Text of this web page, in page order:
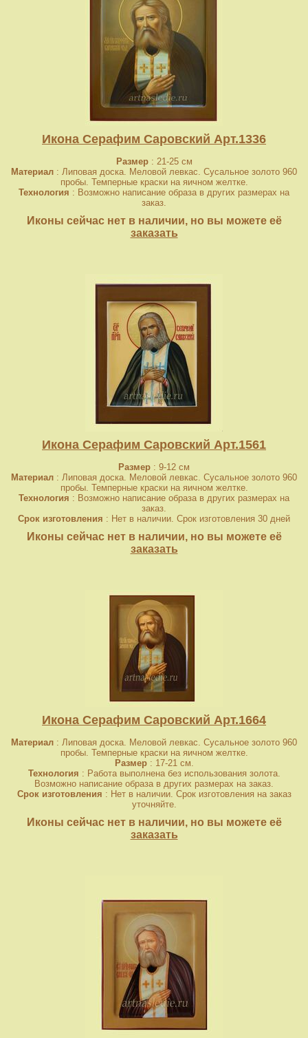
Икона Серафим Саровский Арт.1336
Размер: 21-25 см
Материал : Липовая доска. Меловой левкас. Сусальное золото 960
пробы. Темперные краски на яичном желтке.
Технология : Возможно написание образа в других размерах на
заказ.
Иконы сейчас нет в наличии, но вы можете её
заказать
Икона Серафим Саровский Арт.1561
Размер : 9-12 см
Материал : Липовая доска. Меловой левкас. Сусальное золото 960
пробы. Темперные краски на яичном желтке.
Технология : Возможно написание образа в других размерах на
заказ.
Срок изготовления : Нет в наличии. Срок изготовления 30 дней
Иконы сейчас нет в наличии, но вы можете её
заказать
Икона Серафим Саровский Арт.1664
Материал : Липовая доска. Меловой левкас. Сусальное золото 960
пробы. Темперные краски на яичном желтке.
Размер: 17-21 см.
Технология : Работа выполнена без использования золота.
Возможно написание образа в других размерах на заказ.
Срок изготовления : Нет в наличии. Срок изготовления на заказ
уточняйте.
Иконы сейчас нет в наличии, но вы можете её
заказать